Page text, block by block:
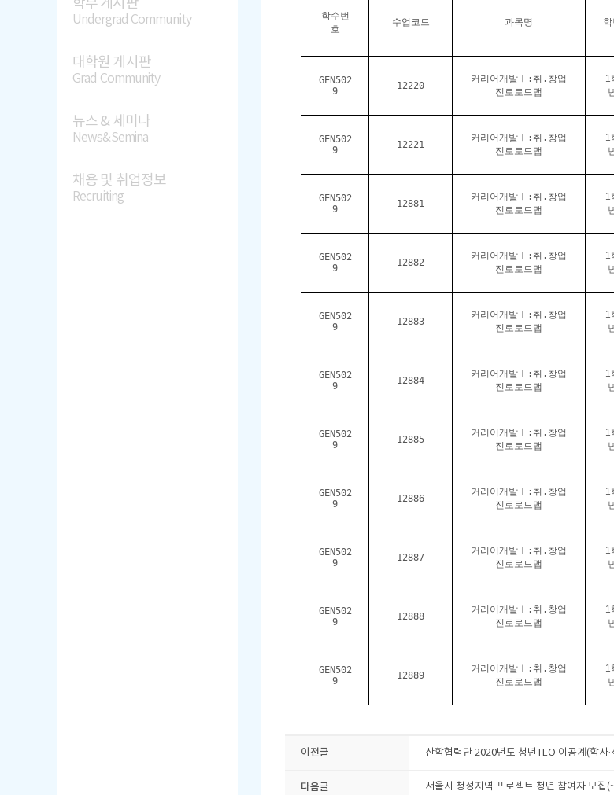
학부 게시판
Undergrad Community
대학원 게시판
Grad Community
뉴스 & 세미나
News&Semina
채용 및 취업정보
Recruiting
학수번
호
수업코드 과목명 학
GEN502
9
12220
커리어개발Ⅰ:취.창업
진로로드맵
1
GEN502
9
12221
커리어개발Ⅰ:취.창업
진로로드맵
1
GEN502
9
12881
커리어개발Ⅰ:취.창업
진로로드맵
1
GEN502
9
12882
커리어개발Ⅰ:취.창업
진로로드맵
1
GEN502
9
12883
커리어개발Ⅰ:취.창업
진로로드맵
1
GEN502
9
12884
커리어개발Ⅰ:취.창업
진로로드맵
1
GEN502
9
12885
커리어개발Ⅰ:취.창업
진로로드맵
1
GEN502
9
12886
커리어개발Ⅰ:취.창업
진로로드맵
1
GEN502
9
12887
커리어개발Ⅰ:취.창업
진로로드맵
1
GEN502
9
12888
커리어개발Ⅰ:취.창업
진로로드맵
1
GEN502
9
12889
커리어개발Ⅰ:취.창업
진로로드맵
1
이전글 산학협력단 2020년도 청년TLO 이공계(학사
다음글 서울시 청정지역 프로젝트 청년 참여자 모집